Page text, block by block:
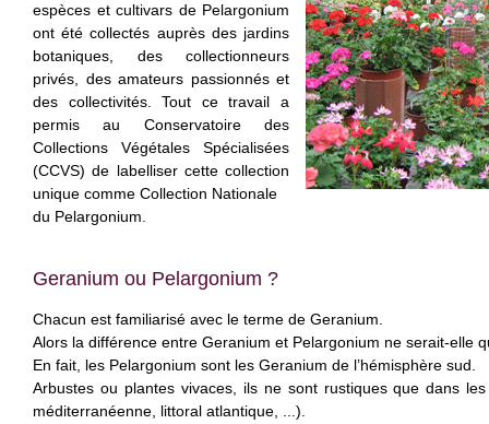
espèces et cultivars de Pelargonium
ont été collectés auprès des jardins
botaniques, des collectionneurs
privés, des amateurs passionnés et
des collectivités. Tout ce travail a
permis au Conservatoire des
Collections Végétales Spécialisées
(CCVS) de labelliser cette collection
unique comme Collection Nationale
du Pelargonium.
Geranium ou Pelargonium ?
Chacun est familiarisé avec le terme de Geranium.
Alors la différence entre Geranium et Pelargonium ne serait-elle
En fait, les Pelargonium sont les Geranium de l’hémisphère sud.
Arbustes ou plantes vivaces, ils ne sont rustiques que dans
méditerranéenne, littoral atlantique, ...).